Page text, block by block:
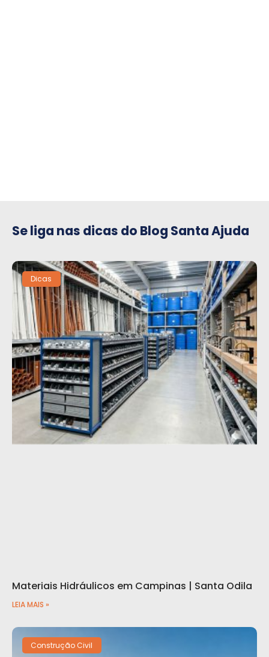
Se liga nas dicas do Blog Santa Ajuda
Dicas
Materiais Hidráulicos em Campinas | Santa Odila
LEIA MAIS »
Construção Civil